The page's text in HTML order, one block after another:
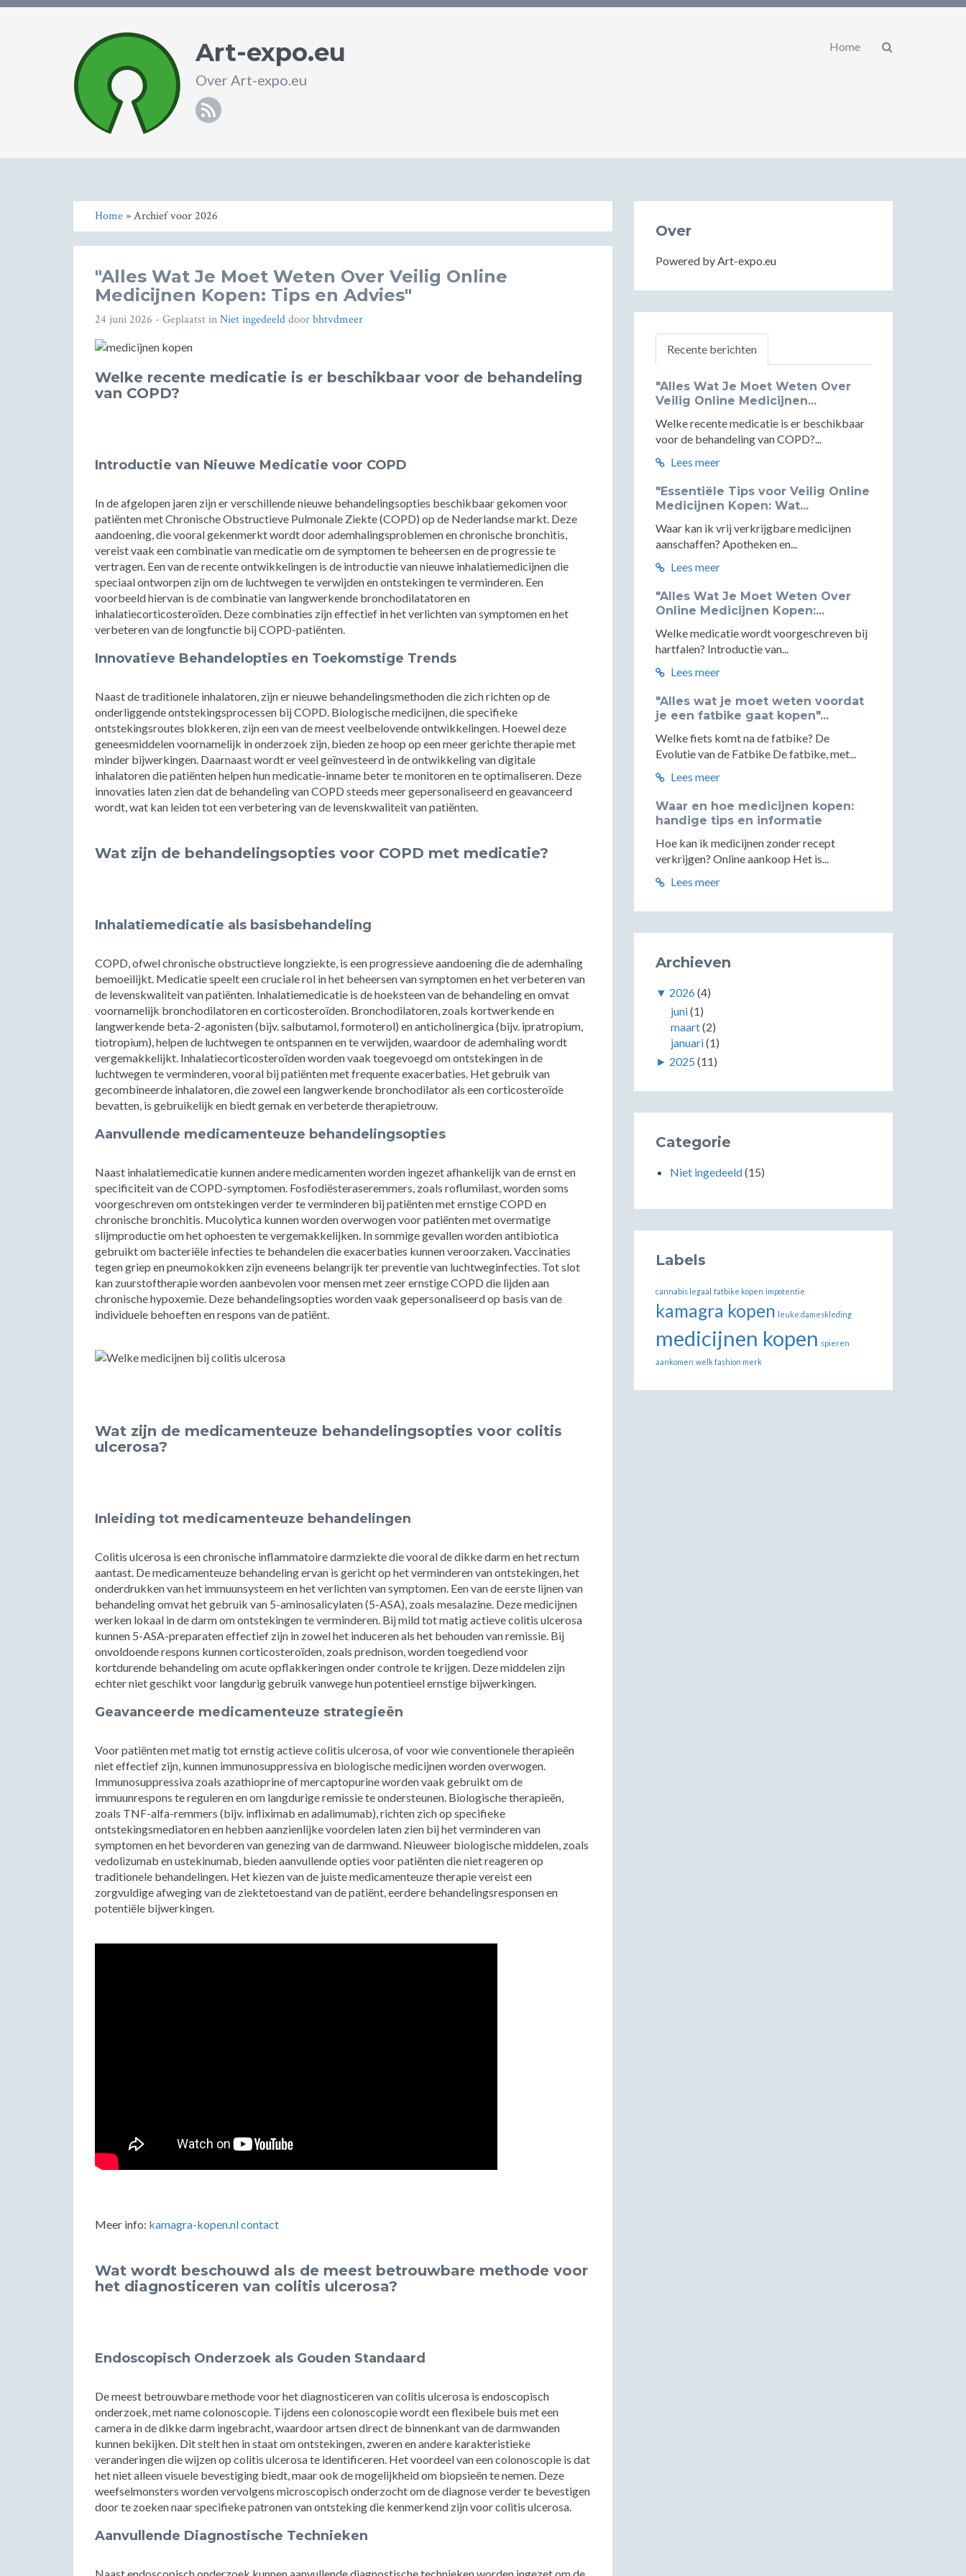
Art-expo.eu
Over Art-expo.eu
RSS
Home
Home» Archief voor 2026
"Alles Wat Je Moet Weten Over Veilig Online
Medicijnen Kopen: Tips en Advies"
24 juni 2026 - Geplaatst inNiet ingedeelddoorbhtvdmeer
Welke recente medicatie is er beschikbaar voor de behandeling
van COPD?
Introductie van Nieuwe Medicatie voor COPD
In de afgelopen jaren zijn er verschillende nieuwe behandelingsopties beschikbaar gekomen voor
patiënten met Chronische Obstructieve Pulmonale Ziekte (COPD) op de Nederlandse markt. Deze
aandoening, die vooral gekenmerkt wordt door ademhalingsproblemen en chronische bronchitis,
vereist vaak een combinatie van medicatie om de symptomen te beheersen en de progressie te
vertragen. Een van de recente ontwikkelingen is de introductie van nieuwe inhalatiemedicijnen die
speciaal ontworpen zijn om de luchtwegen te verwijden en ontstekingen te verminderen. Een
voorbeeld hiervan is de combinatie van langwerkende bronchodilatatoren en
inhalatiecorticosteroïden. Deze combinaties zijn effectief in het verlichten van symptomen en het
verbeteren van de longfunctie bij COPD-patiënten.
Innovatieve Behandelopties en Toekomstige Trends
Naast de traditionele inhalatoren, zijn er nieuwe behandelingsmethoden die zich richten op de
onderliggende ontstekingsprocessen bij COPD. Biologische medicijnen, die specifieke
ontstekingsroutes blokkeren, zijn een van de meest veelbelovende ontwikkelingen. Hoewel deze
geneesmiddelen voornamelijk in onderzoek zijn, bieden ze hoop op een meer gerichte therapie met
minder bijwerkingen. Daarnaast wordt er veel geïnvesteerd in de ontwikkeling van digitale
inhalatoren die patiënten helpen hun medicatie-inname beter te monitoren en te optimaliseren. Deze
innovaties laten zien dat de behandeling van COPD steeds meer gepersonaliseerd en geavanceerd
wordt, wat kan leiden tot een verbetering van de levenskwaliteit van patiënten.
Wat zijn de behandelingsopties voor COPD met medicatie?
Inhalatiemedicatie als basisbehandeling
COPD, ofwel chronische obstructieve longziekte, is een progressieve aandoening die de ademhaling
bemoeilijkt. Medicatie speelt een cruciale rol in het beheersen van symptomen en het verbeteren van
de levenskwaliteit van patiënten. Inhalatiemedicatie is de hoeksteen van de behandeling en omvat
voornamelijk bronchodilatoren en corticosteroïden. Bronchodilatoren, zoals kortwerkende en
langwerkende beta-2-agonisten (bijv. salbutamol, formoterol) en anticholinergica (bijv. ipratropium,
tiotropium), helpen de luchtwegen te ontspannen en te verwijden, waardoor de ademhaling wordt
vergemakkelijkt. Inhalatiecorticosteroïden worden vaak toegevoegd om ontstekingen in de
luchtwegen te verminderen, vooral bij patiënten met frequente exacerbaties. Het gebruik van
gecombineerde inhalatoren, die zowel een langwerkende bronchodilator als een corticosteroïde
bevatten, is gebruikelijk en biedt gemak en verbeterde therapietrouw.
Aanvullende medicamenteuze behandelingsopties
Naast inhalatiemedicatie kunnen andere medicamenten worden ingezet afhankelijk van de ernst en
specificiteit van de COPD-symptomen. Fosfodiësteraseremmers, zoals roflumilast, worden soms
voorgeschreven om ontstekingen verder te verminderen bij patiënten met ernstige COPD en
chronische bronchitis. Mucolytica kunnen worden overwogen voor patiënten met overmatige
slijmproductie om het ophoesten te vergemakkelijken. In sommige gevallen worden antibiotica
gebruikt om bacteriële infecties te behandelen die exacerbaties kunnen veroorzaken. Vaccinaties
tegen griep en pneumokokken zijn eveneens belangrijk ter preventie van luchtweginfecties. Tot slot
kan zuurstoftherapie worden aanbevolen voor mensen met zeer ernstige COPD die lijden aan
chronische hypoxemie. Deze behandelingsopties worden vaak gepersonaliseerd op basis van de
individuele behoeften en respons van de patiënt.
Wat zijn de medicamenteuze behandelingsopties voor colitis
ulcerosa?
Inleiding tot medicamenteuze behandelingen
Colitis ulcerosa is een chronische inflammatoire darmziekte die vooral de dikke darm en het rectum
aantast. De medicamenteuze behandeling ervan is gericht op het verminderen van ontstekingen, het
onderdrukken van het immuunsysteem en het verlichten van symptomen. Een van de eerste lijnen van
behandeling omvat het gebruik van 5-aminosalicylaten (5-ASA), zoals mesalazine. Deze medicijnen
werken lokaal in de darm om ontstekingen te verminderen. Bij mild tot matig actieve colitis ulcerosa
kunnen 5-ASA-preparaten effectief zijn in zowel het induceren als het behouden van remissie. Bij
onvoldoende respons kunnen corticosteroïden, zoals prednison, worden toegediend voor
kortdurende behandeling om acute opflakkeringen onder controle te krijgen. Deze middelen zijn
echter niet geschikt voor langdurig gebruik vanwege hun potentieel ernstige bijwerkingen.
Geavanceerde medicamenteuze strategieën
Voor patiënten met matig tot ernstig actieve colitis ulcerosa, of voor wie conventionele therapieën
niet effectief zijn, kunnen immunosuppressiva en biologische medicijnen worden overwogen.
Immunosuppressiva zoals azathioprine of mercaptopurine worden vaak gebruikt om de
immuunrespons te reguleren en om langdurige remissie te ondersteunen. Biologische therapieën,
zoals TNF-alfa-remmers (bijv. infliximab en adalimumab), richten zich op specifieke
ontstekingsmediatoren en hebben aanzienlijke voordelen laten zien bij het verminderen van
symptomen en het bevorderen van genezing van de darmwand. Nieuweer biologische middelen, zoals
vedolizumab en ustekinumab, bieden aanvullende opties voor patiënten die niet reageren op
traditionele behandelingen. Het kiezen van de juiste medicamenteuze therapie vereist een
zorgvuldige afweging van de ziektetoestand van de patiënt, eerdere behandelingsresponsen en
potentiële bijwerkingen.
Meer info: kamagra-kopen.nl contact
Wat wordt beschouwd als de meest betrouwbare methode voor
het diagnosticeren van colitis ulcerosa?
Endoscopisch Onderzoek als Gouden Standaard
De meest betrouwbare methode voor het diagnosticeren van colitis ulcerosa is endoscopisch
onderzoek, met name colonoscopie. Tijdens een colonoscopie wordt een flexibele buis met een
camera in de dikke darm ingebracht, waardoor artsen direct de binnenkant van de darmwanden
kunnen bekijken. Dit stelt hen in staat om ontstekingen, zweren en andere karakteristieke
veranderingen die wijzen op colitis ulcerosa te identificeren. Het voordeel van een colonoscopie is dat
het niet alleen visuele bevestiging biedt, maar ook de mogelijkheid om biopsieën te nemen. Deze
weefselmonsters worden vervolgens microscopisch onderzocht om de diagnose verder te bevestigen
door te zoeken naar specifieke patronen van ontsteking die kenmerkend zijn voor colitis ulcerosa.
Aanvullende Diagnostische Technieken
Over
Powered by Art-expo.eu
Recente berichten
"Alles Wat Je Moet Weten Over
Veilig Online Medicijnen...
Welke recente medicatie is er beschikbaar
voor de behandeling van COPD?...
Lees meer
"Essentiële Tips voor Veilig Online
Medicijnen Kopen: Wat...
Waar kan ik vrij verkrijgbare medicijnen
aanschaffen? Apotheken en...
Lees meer
"Alles Wat Je Moet Weten Over
Online Medicijnen Kopen:...
Welke medicatie wordt voorgeschreven bij
hartfalen? Introductie van...
Lees meer
"Alles wat je moet weten voordat
je een fatbike gaat kopen"...
Welke fiets komt na de fatbike? De
Evolutie van de Fatbike De fatbike, met...
Lees meer
Waar en hoe medicijnen kopen:
handige tips en informatie
Hoe kan ik medicijnen zonder recept
verkrijgen? Online aankoop Het is...
Lees meer
Archieven
▼ 2026(4)
juni(1)
maart(2)
januari(1)
► 2025 (11)
Categorie
Niet ingedeeld(15)
Labels
cannabis legaal fatbike kopen impotentie
kamagra kopen leuke dameskleding
medicijnen kopen spieren
aankomen welk fashion merk